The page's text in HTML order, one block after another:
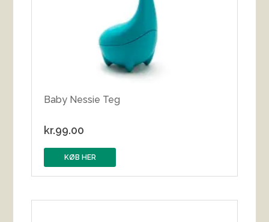
Baby Nessie Teg
kr.99.00
KØB HER